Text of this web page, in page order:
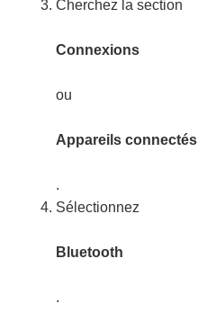
Cherchez la section
Connexions
ou
Appareils connectés
.
Sélectionnez
Bluetooth
.